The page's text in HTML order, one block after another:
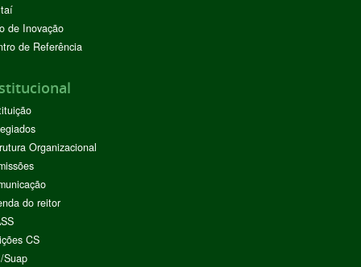
de Inovação
de Referência
Organizacional
do reitor
CS
Suap